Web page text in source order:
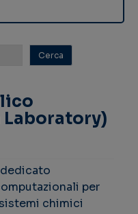
Laboratory)
per
chimici